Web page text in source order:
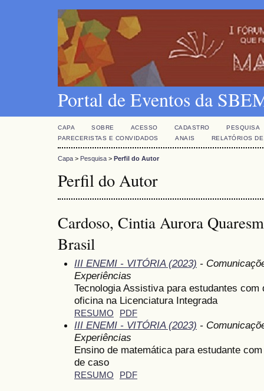
Portal de Eventos da
CAPA SOBRE ACESSO CADASTRO
PESQUISA
PARECERISTAS E CONVIDADOS
ANAIS RELATÓRIOS
Capa > Pesquisa > Perfil do Autor
Perfil do Autor
Cardoso, Cintia Aurora
Brasil
III ENEMI - VITÓRIA (2023) -
Experiências
Tecnologia Assistiva para estudantes
oficina na Licenciatura Integrada
RESUMO PDF
III ENEMI - VITÓRIA (2023) -
Experiências
Ensino de matemática para estudante
de caso
RESUMO PDF